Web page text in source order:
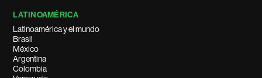
LATINOAMÉRICA
Latinoamérica y el mundo
Brasil
México
Argentina
Colombia